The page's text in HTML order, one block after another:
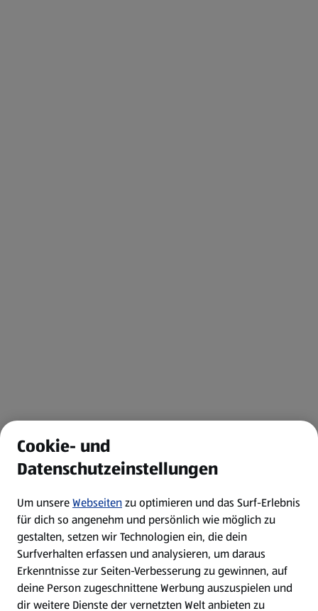
Cookie- und
Datenschutzeinstellungen
Um unsereWebseitenzu optimieren und das Surf-Erlebnis
für dich so angenehm und persönlich wie möglich zu
gestalten, setzen wir Technologien ein, die dein
Surfverhalten erfassen und analysieren, um daraus
Erkenntnisse zur Seiten-Verbesserung zu gewinnen, auf
deine Person zugeschnittene Werbung auszuspielen und
dir weitere Dienste der vernetzten Welt anbieten zu